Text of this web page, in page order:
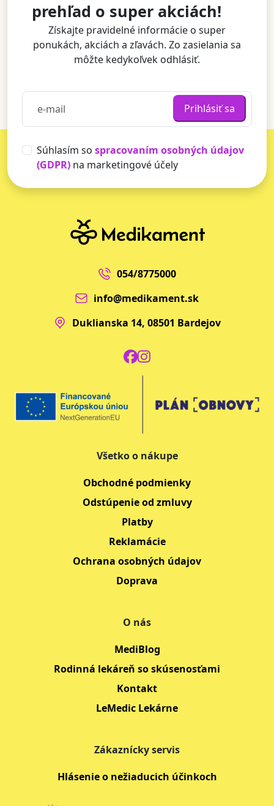
prehľad o super akciách!
Získajte pravidelné informácie o super
ponukách, akciách a zľavách. Zo zasielania sa
môžte kedykoľvek odhlásiť.
Prihlásiť sa
Súhlasím so spracovaním osobných údajov
(GDPR) na marketingové účely
054/8775000
info@medikament.sk
Duklianska 14, 08501 Bardejov
Všetko o nákupe
Obchodné podmienky
Odstúpenie od zmluvy
Platby
Reklamácie
Ochrana osobných údajov
Doprava
O nás
MediBlog
Rodinná lekáreň so skúsenosťami
Kontakt
LeMedic Lekárne
Zákaznícky servis
Hlásenie o nežiaducich účinkoch